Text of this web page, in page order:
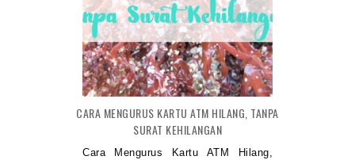
CARA MENGURUS KARTU ATM HILANG, TANPA
SURAT KEHILANGAN
Cara Mengurus Kartu ATM Hilang,